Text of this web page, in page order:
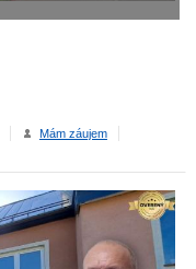
Mám záujem